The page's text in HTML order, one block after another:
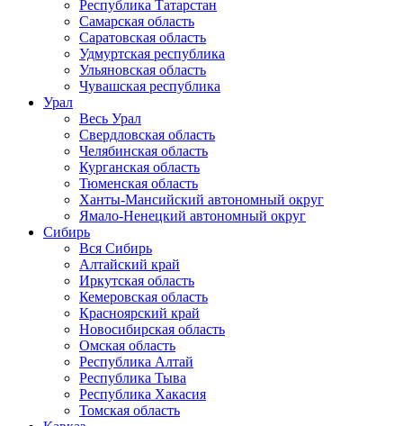
Республика Татарстан
Самарская область
Саратовская область
Удмуртская республика
Ульяновская область
Чувашская республика
Урал
Весь Урал
Свердловская область
Челябинская область
Курганская область
Тюменская область
Ханты-Мансийский автономный округ
Ямало-Ненецкий автономный округ
Сибирь
Вся Сибирь
Алтайский край
Иркутская область
Кемеровская область
Красноярский край
Новосибирская область
Омская область
Республика Алтай
Республика Тыва
Республика Хакасия
Томская область